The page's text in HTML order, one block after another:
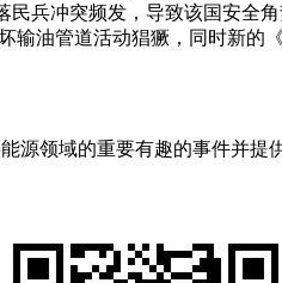
兵冲突频发，导致该国安全
输油管道活动猖獗，同时新
领域的重要有趣的事件并提